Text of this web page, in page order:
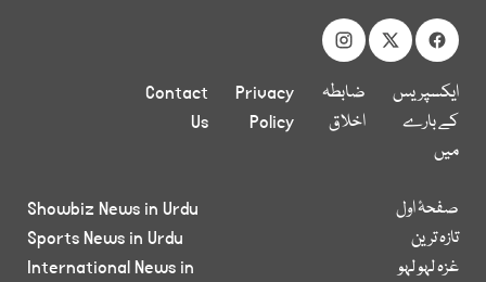
ایکسپریس
کے بارے
میں
ضابطہ
اخلاق
Privacy
Policy
Contact
Us
صفحۂ اول
تازہ ترین
غزہ لہو لہو
Showbiz News in Urdu
Sports News in Urdu
International News in